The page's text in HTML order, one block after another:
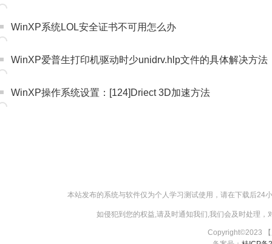
WinXP系统LOL安全证书不可用怎么办
WinXP爱普生打印机驱动时少unidrv.hlp文件的具体解决方法
WinXP操作系统设置：[124]Driect 3D加速方法
本站发布的系统与软件仅为个人学习测试使用，请在下载后24
如侵犯到您的权益,请及时通知我们,我们会及时处理
Copyright©2023